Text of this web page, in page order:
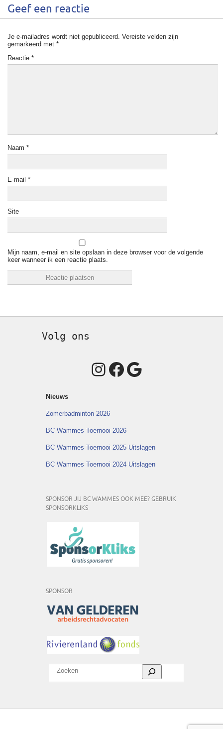
Geef een reactie
Je e-mailadres wordt niet gepubliceerd. Vereiste velden zijn
gemarkeerd met *
Reactie *
Naam *
E-mail *
Site
Mijn naam, e-mail en site opslaan in deze browser voor de volgende
keer wanneer ik een reactie plaats.
Volg ons
Instagram
Facebook
Google
Nieuws
Zomerbadminton 2026
BC Wammes Toernooi 2026
BC Wammes Toernooi 2025 Uitslagen
BC Wammes Toernooi 2024 Uitslagen
SPONSOR JIJ BC WAMMES OOK MEE? GEBRUIK
SPONSORKLIKS
SPONSOR
Zoeken